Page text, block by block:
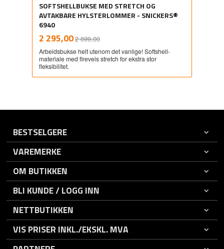
SOFTSHELLBUKSE MED STRETCH OG
AVTAKBARE HYLSTERLOMMER - SNICKERS®
6940
Tilbud
2 295,002 699,00mva.
Arbeidsbukse helt utenom det vanlige! Softshell-
materiale med fireveis stretch for ekstra stor
fleksibilitet.
BESTSELGERE
VAREMERKE
OM BUTIKKEN
BLI KUNDE / LOGG INN
NETTBUTIKKEN
VIS PRISER INKL./EKSKL. MVA